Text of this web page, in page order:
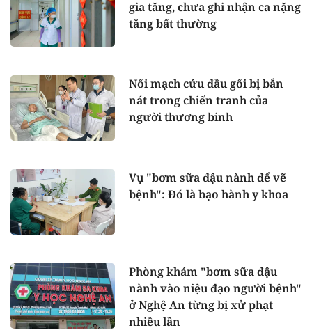
gia tăng, chưa ghi nhận ca nặng
tăng bất thường
Nối mạch cứu đầu gối bị bắn
nát trong chiến tranh của
người thương binh
Vụ "bơm sữa đậu nành để vẽ
bệnh": Đó là bạo hành y khoa
Phòng khám "bơm sữa đậu
nành vào niệu đạo người bệnh"
ở Nghệ An từng bị xử phạt
nhiều lần